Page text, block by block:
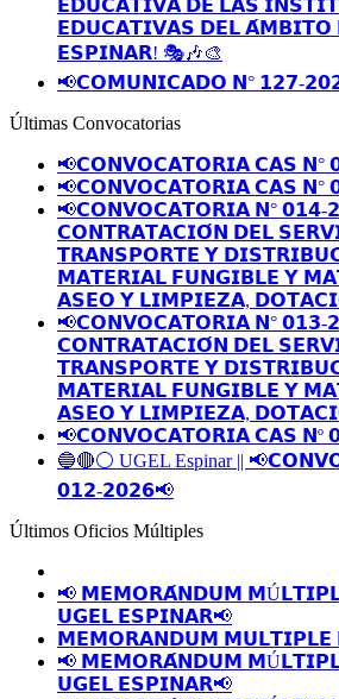
𝗘𝗗𝗨𝗖𝗔𝗧𝗜𝗩𝗔 𝗗𝗘 𝗟𝗔𝗦
𝗘𝗗𝗨𝗖𝗔𝗧𝗜𝗩𝗔𝗦 𝗗𝗘𝗟 𝗔́𝗠𝗕𝗜𝗧𝗢
𝗘𝗦𝗣𝗜𝗡𝗔𝗥! 🎭🎶🎨
📢𝗖𝗢𝗠𝗨𝗡𝗜𝗖𝗔𝗗𝗢 𝗡° 𝟭𝟮𝟳-
Últimas Convocatorias
📢𝗖𝗢𝗡𝗩𝗢𝗖𝗔𝗧𝗢𝗥𝗜𝗔 𝗖𝗔𝗦 𝗡°
📢𝗖𝗢𝗡𝗩𝗢𝗖𝗔𝗧𝗢𝗥𝗜𝗔 𝗖𝗔𝗦 𝗡°
📢𝗖𝗢𝗡𝗩𝗢𝗖𝗔𝗧𝗢𝗥𝗜𝗔 𝗡° 𝟬𝟭𝟰-
𝗖𝗢𝗡𝗧𝗥𝗔𝗧𝗔𝗖𝗜𝗢́𝗡 𝗗𝗘𝗟
𝗧𝗥𝗔𝗡𝗦𝗣𝗢𝗥𝗧𝗘 𝗬
𝗠𝗔𝗧𝗘𝗥𝗜𝗔𝗟 𝗙𝗨𝗡𝗚𝗜𝗕𝗟𝗘 𝗬
𝗔𝗦𝗘𝗢 𝗬 𝗟𝗜𝗠𝗣𝗜𝗘𝗭𝗔,
📢𝗖𝗢𝗡𝗩𝗢𝗖𝗔𝗧𝗢𝗥𝗜𝗔 𝗡° 𝟬𝟭𝟯-
𝗖𝗢𝗡𝗧𝗥𝗔𝗧𝗔𝗖𝗜𝗢́𝗡 𝗗𝗘𝗟
𝗧𝗥𝗔𝗡𝗦𝗣𝗢𝗥𝗧𝗘 𝗬
𝗠𝗔𝗧𝗘𝗥𝗜𝗔𝗟 𝗙𝗨𝗡𝗚𝗜𝗕𝗟𝗘 𝗬
𝗔𝗦𝗘𝗢 𝗬 𝗟𝗜𝗠𝗣𝗜𝗘𝗭𝗔,
📢𝗖𝗢𝗡𝗩𝗢𝗖𝗔𝗧𝗢𝗥𝗜𝗔 𝗖𝗔𝗦 𝗡º
🔵🔴⚪️ UGEL Espinar ||
𝟬𝟭𝟮-𝟮𝟬𝟮𝟲📢
Últimos Oficios Múltiples
📢 𝗠𝗘𝗠𝗢𝗥𝗔́𝗡𝗗𝗨𝗠
𝗨𝗚𝗘𝗟 𝗘𝗦𝗣𝗜𝗡𝗔𝗥📢
𝗠𝗘𝗠𝗢𝗥𝗔𝗡𝗗𝗨𝗠 𝗠𝗨𝗟𝗧𝗜𝗣𝗟𝗘
📢 𝗠𝗘𝗠𝗢𝗥𝗔́𝗡𝗗𝗨𝗠
𝗨𝗚𝗘𝗟 𝗘𝗦𝗣𝗜𝗡𝗔𝗥📢